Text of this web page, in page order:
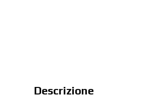
Descrizione